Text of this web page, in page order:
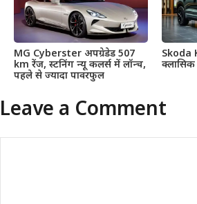
MG Cyberster अपग्रेडेड 507
km रेंज, स्टनिंग न्यू कलर्स में लॉन्च,
पहले से ज्यादा पावरफुल
Skoda
क्लासिक
Leave a Comment